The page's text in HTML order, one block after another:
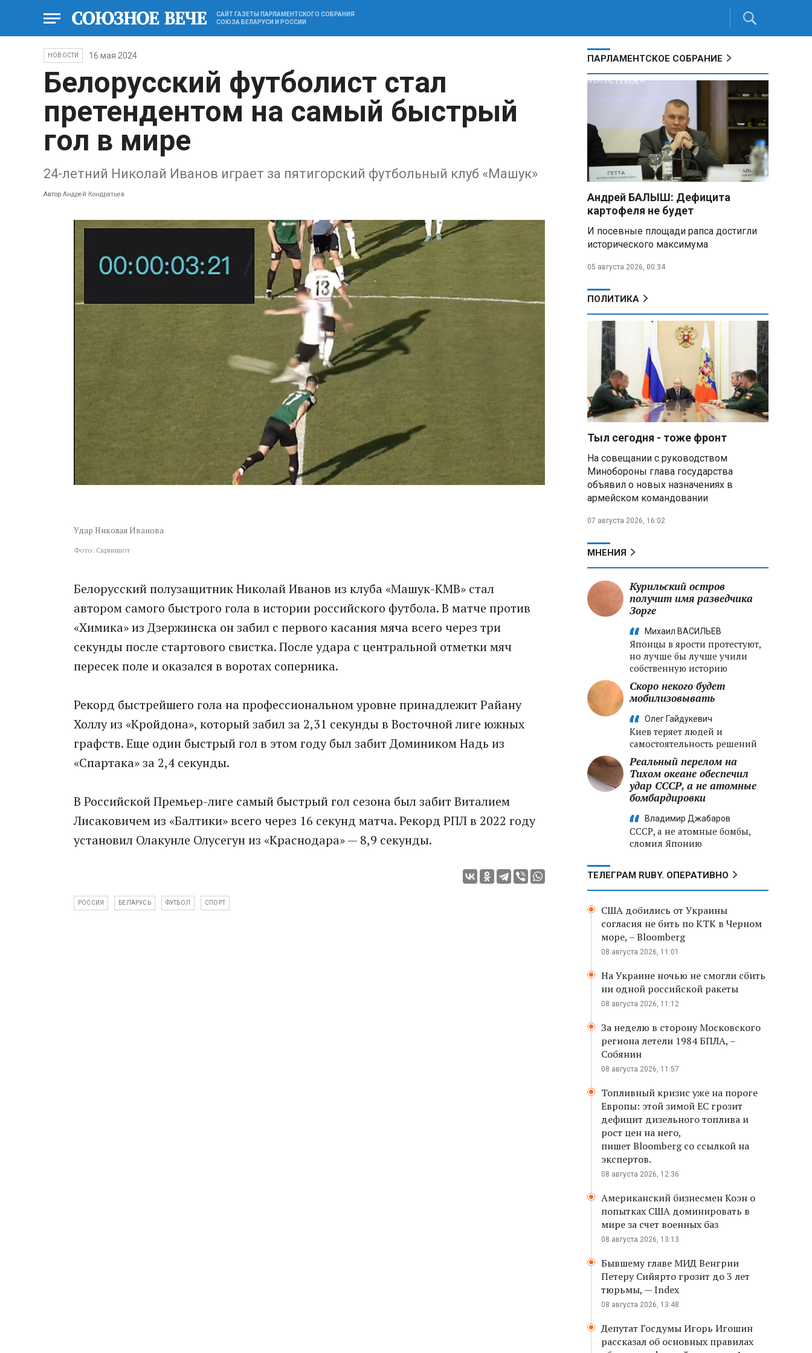
САЙТ ГАЗЕТЫ ПАРЛАМЕНТСКОГО СОБРАНИЯ
СОЮЗА БЕЛАРУСИ И РОССИИ
НОВОСТИ 16 мая 2024
Белорусский футболист стал
претендентом на самый быстрый
гол в мире
24-летний Николай Иванов играет за пятигорский футбольный клуб «Машук»
Автор Андрей Кондратьев
Удар Николая Иванова
Фото: Скриншот
Белорусский полузащитник Николай Иванов из клуба «Машук-КМВ» стал
автором самого быстрого гола в истории российского футбола. В матче против
«Химика» из Дзержинска он забил с первого касания мяча всего через три
секунды после стартового свистка. После удара с центральной отметки мяч
пересек поле и оказался в воротах соперника.
Рекорд быстрейшего гола на профессиональном уровне принадлежит Райану
Холлу из «Кройдона», который забил за 2,31 секунды в Восточной лиге южных
графств. Еще один быстрый гол в этом году был забит Домиником Надь из
«Спартака» за 2,4 секунды.
В Российской Премьер-лиге самый быстрый гол сезона был забит Виталием
Лисаковичем из «Балтики» всего через 16 секунд матча. Рекорд РПЛ в 2022 году
установил Олакунле Олусегун из «Краснодара» — 8,9 секунды.
РОССИЯ БЕЛАРУСЬ ФУТБОЛ СПОРТ
ПАРЛАМЕНТСКОЕ СОБРАНИЕ
Андрей БАЛЫШ: Дефицита
картофеля не будет
И посевные площади рапса достигли
исторического максимума
05 августа 2026, 00:34
ПОЛИТИКА
Тыл сегодня - тоже фронт
На совещании с руководством
Минобороны глава государства
объявил о новых назначениях в
армейском командовании
07 августа 2026, 16:02
МНЕНИЯ
Курильский остров
получит имя разведчика
Зорге
Михаил ВАСИЛЬЕВ
Японцы в ярости протестуют,
но лучше бы лучше учили
собственную историю
Скоро некого будет
мобилизовывать
Олег Гайдукевич
Киев теряет людей и
самостоятельность решений
Реальный перелом на
Тихом океане обеспечил
удар СССР, а не атомные
бомбардировки
Владимир Джабаров
СССР, а не атомные бомбы,
сломил Японию
ТЕЛЕГРАМ RUBY. ОПЕРАТИВНО
США добились от Украины
согласия не бить по КТК в Черном
море, – Bloomberg
08 августа 2026, 11:01
На Украине ночью не смогли сбить
ни одной российской ракеты
08 августа 2026, 11:12
За неделю в сторону Московского
региона летели 1984 БПЛА, –
Собянин
08 августа 2026, 11:57
Топливный кризис уже на пороге
Европы: этой зимой ЕС грозит
дефицит дизельного топлива и
рост цен на него,
пишет Bloomberg со ссылкой на
экспертов.
08 августа 2026, 12:36
Американский бизнесмен Коэн о
попытках США доминировать в
мире за счет военных баз
08 августа 2026, 13:13
Бывшему главе МИД Венгрии
Петеру Сийярто грозит до 3 лет
тюрьмы, — Index
08 августа 2026, 13:48
Депутат Госдумы Игорь Игошин
рассказал об основных правилах